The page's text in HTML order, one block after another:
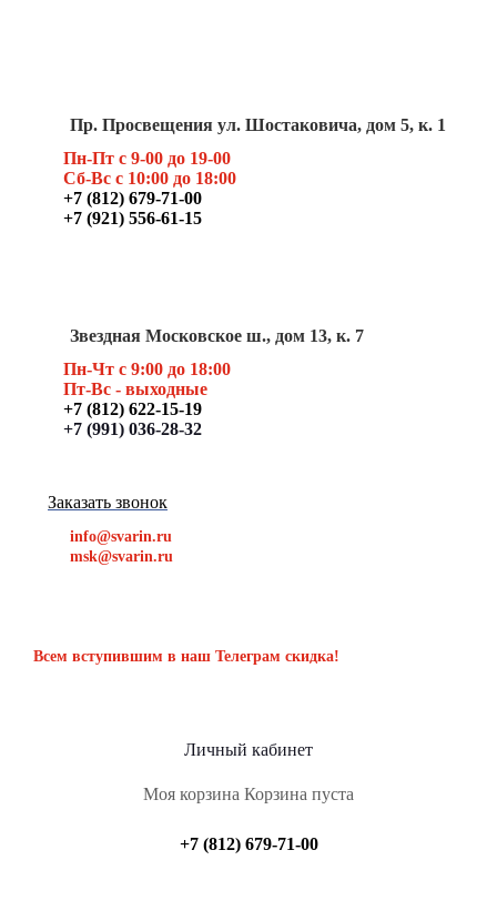
Пр. Просвещения ул. Шостаковича, дом 5, к. 1
Пн-Пт с 9-00 до 19-00
Сб-Вс с 10:00 до 18:00
+7 (812) 679-71-00
+7 (921) 556-61-15
Звездная Московское ш., дом 13, к. 7
Пн-Чт с 9:00 до 18:00
Пт-Вс - выходные
+7 (812) 622-15-19
+7 (991) 036-28-32
Заказать звонок
info@svarin.ru
msk@svarin.ru
Всем вступившим в наш Телеграм скидка!
Личный кабинет
Моя корзина Корзина пуста
+7 (812) 679-71-00